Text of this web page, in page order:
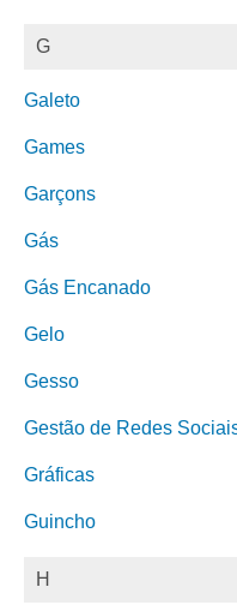
G
Galeto
Games
Garçons
Gás
Gás Encanado
Gelo
Gesso
Gestão de Redes
Gráficas
Guincho
H